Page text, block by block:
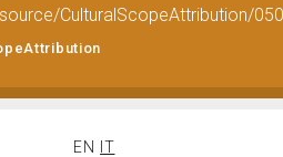
CulturalScopeAttribution/
EN
IT